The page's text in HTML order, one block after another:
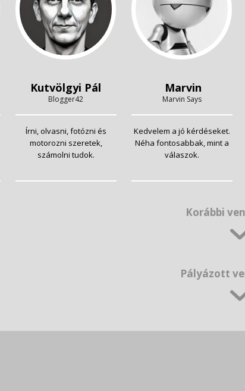
Kutvölgyi Pál
Blogger42
Írni, olvasni, fotózni és
motorozni szeretek,
számolni tudok.
Marvin
Marvin Says
Kedvelem a jó kérdéseket.
Néha fontosabbak, mint a
válaszok.
Korábbi
Pályázott